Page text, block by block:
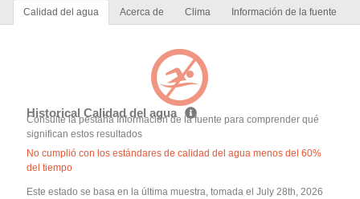
Calidad del agua Acerca de Clima Información de la fuente
Historical Calidad del agua
Consulte la pestaña Información de la fuente para comprender qué
significan estos resultados
No cumplió con los estándares de calidad del agua menos del 60%
del tiempo
Este estado se basa en la última muestra, tomada el July 28th, 2026